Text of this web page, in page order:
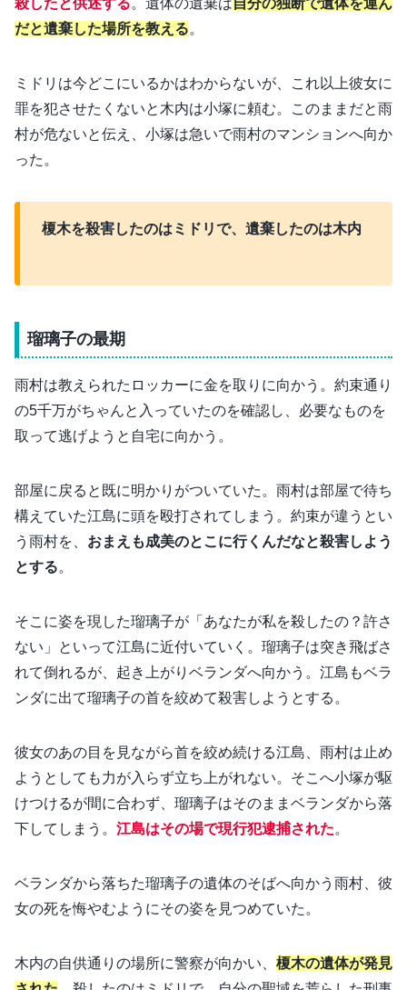
殺したと供述する。遺体の遺棄は自分の独断で遺体を運ん
だと遺棄した場所を教える。
ミドリは今どこにいるかはわからないが、これ以上彼女に
罪を犯させたくないと木内は小塚に頼む。このままだと雨
村が危ないと伝え、小塚は急いで雨村のマンションへ向か
った。
榎木を殺害したのはミドリで、遺棄したのは木内
瑠璃子の最期
雨村は教えられたロッカーに金を取りに向かう。約束通り
の5千万がちゃんと入っていたのを確認し、必要なものを
取って逃げようと自宅に向かう。
部屋に戻ると既に明かりがついていた。雨村は部屋で待ち
構えていた江島に頭を殴打されてしまう。約束が違うとい
う雨村を、 おまえも成美のとこに行くんだなと殺害しよう
とする。
そこに姿を現した瑠璃子が「あなたが私を殺したの？許さ
ない」といって江島に近付いていく。瑠璃子は突き飛ばさ
れて倒れるが、起き上がりベランダへ向かう。江島もベラ
ンダに出て瑠璃子の首を絞めて殺害しようとする。
彼女のあの目を見ながら首を絞め続ける江島、雨村は止め
ようとしても力が入らず立ち上がれない。そこへ小塚が駆
けつけるが間に合わず、瑠璃子はそのままベランダから落
下してしまう。 江島はその場で現行犯逮捕された。
ベランダから落ちた瑠璃子の遺体のそばへ向かう雨村、彼
女の死を悔やむようにその姿を見つめていた。
木内の自供通りの場所に警察が向かい、 榎木の遺体が発見